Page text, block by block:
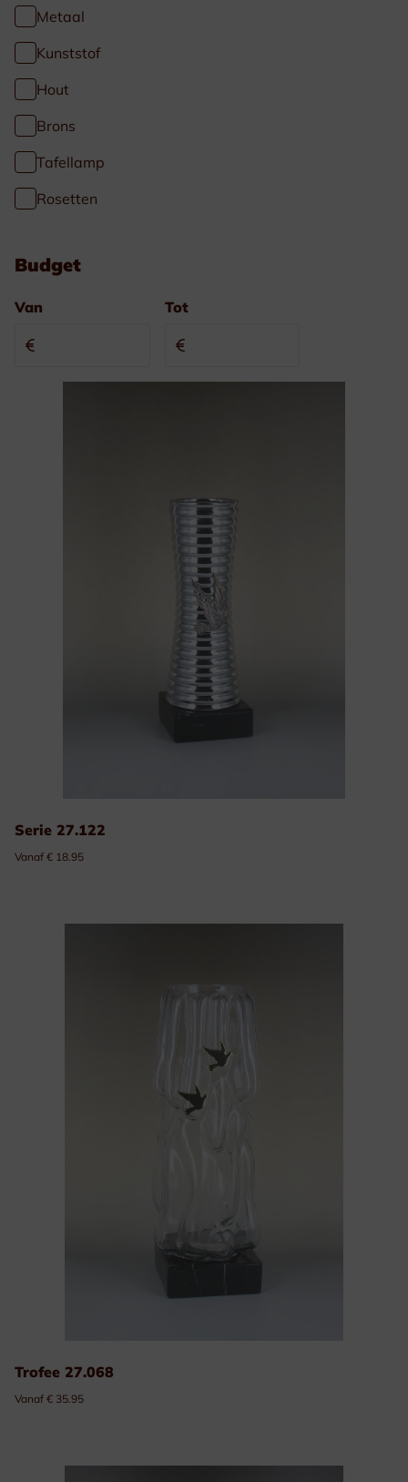
Metaal
Kunststof
Hout
Brons
Tafellamp
Rosetten
Budget
Van Tot
Serie 27.122
Vanaf € 18.95
Trofee 27.068
Vanaf € 35.95